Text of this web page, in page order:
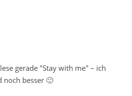
gerade "Stay with me" – ich
noch besser 🙂